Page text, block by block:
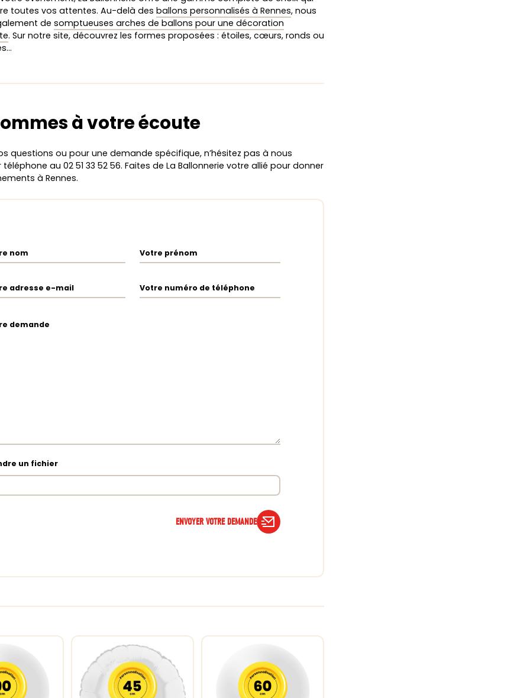
toutes vos attentes. Au-delà des ballons personnalisés à Rennes, nous
de somptueuses arches de ballons pour une décoration
. Sur notre site, découvrez les formes proposées : étoiles, cœurs, ronds ou
à votre écoute
questions ou pour une demande spécifique, n’hésitez pas à nous
au 02 51 33 52 56. Faites de La Ballonnerie votre allié pour donner
à Rennes.
nom Votre prénom
adresse e-mail Votre numéro de téléphone
demande
un fichier
ENVOYER VOTRE DEMANDE